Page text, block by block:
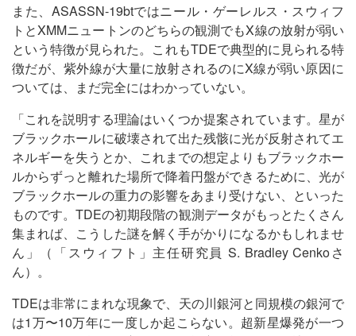
また、ASASSN-19btではニール・ゲーレルス・スウィフ
トとXMMニュートンのどちらの観測でもX線の放射が弱い
という特徴が見られた。これもTDEで典型的に見られる特
徴だが、紫外線が大量に放射されるのにX線が弱い原因に
ついては、まだ完全にはわかっていない。
「これを説明する理論はいくつか提案されています。星が
ブラックホールに破壊されて出た残骸に光が反射されてエ
ネルギーを失うとか、これまでの想定よりもブラックホー
ルからずっと離れた場所で降着円盤ができるために、光が
ブラックホールの重力の影響をあまり受けない、といった
ものです。TDEの初期段階の観測データがもっとたくさん
集まれば、こうした謎を解く手がかりになるかもしれませ
ん」（「スウィフト」主任研究員 S. Bradley Cenkoさ
ん）。
TDEは非常にまれな現象で、天の川銀河と同規模の銀河で
は1万〜10万年に一度しか起こらない。超新星爆発が一つ